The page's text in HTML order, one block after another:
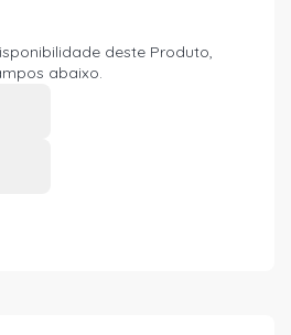
deste Produto,
abaixo.